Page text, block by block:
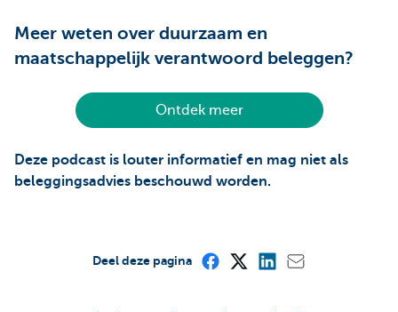
Meer weten over duurzaam en
maatschappelijk verantwoord beleggen?
Ontdek meer
Deze podcast is louter informatief en mag niet als
beleggingsadvies beschouwd worden.
Deel deze pagina